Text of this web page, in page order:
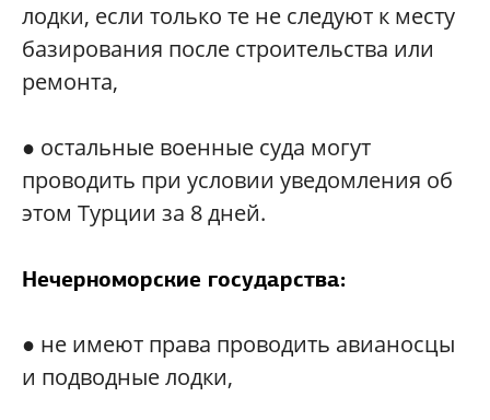
лодки, если только те не следуют к месту
базирования после строительства или
ремонта,
● остальные военные суда могут
проводить при условии уведомления об
этом Турции за 8 дней.
Нечерноморские государства:
● не имеют права проводить авианосцы
и подводные лодки,